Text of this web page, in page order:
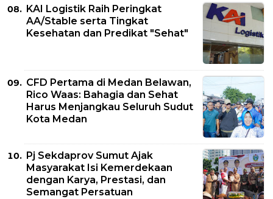
KAI Logistik Raih Peringkat
AA/Stable serta Tingkat
Kesehatan dan Predikat "Sehat"
CFD Pertama di Medan Belawan,
Rico Waas: Bahagia dan Sehat
Harus Menjangkau Seluruh Sudut
Kota Medan
Pj Sekdaprov Sumut Ajak
Masyarakat Isi Kemerdekaan
dengan Karya, Prestasi, dan
Semangat Persatuan